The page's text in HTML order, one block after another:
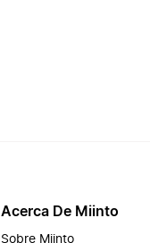
Acerca De Miinto
Sobre Miinto